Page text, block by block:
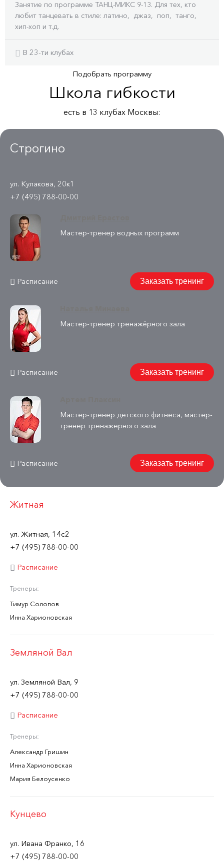
Занятие по программе ТАНЦ-МИКС 9-13. Для тех, кто
любит танцевать в стиле: латино, джаз, поп, танго,
хип-хоп и т.д.
В 23-ти клубах
Подобрать программу
Школа гибкости
есть в 13 клубах Москвы:
Строгино
ул. Кулакова, 20к1
+7 (495) 788-00-00
Мастер-тренер водных программ
Расписание Заказать тренинг
Мастер-тренер тренажёрного зала
Расписание Заказать тренинг
Мастер-тренер детского фитнеса, мастер-
тренер тренажерного зала
Расписание Заказать тренинг
Житная
ул. Житная, 14с2
+7 (495) 788-00-00
Расписание
Тренеры:
Тимур Солопов
Инна Харионовская
Земляной Вал
ул. Земляной Вал, 9
+7 (495) 788-00-00
Расписание
Тренеры:
Александр Гришин
Инна Харионовская
Мария Белоусенко
Кунцево
ул. Ивана Франко, 16
+7 (495) 788-00-00